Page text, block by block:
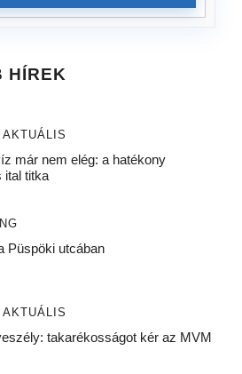
HÍREK
már nem elég: a hatékony
ital titka
Püspöki utcában
takarékosságot kér az MVM